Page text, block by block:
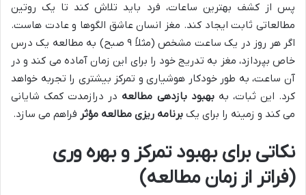
پس از کشف بهترین ساعات، فرد باید تلاش کند تا یک روتین
مطالعاتی ثابت ایجاد کند. مغز انسان عاشق الگوها و عادت هاست.
اگر هر روز در یک ساعت مشخص (مثلاً ۹ صبح) به مطالعه یک درس
خاص بپردازد، مغز به تدریج خود را برای این زمان آماده می کند و در
آن ساعت، به طور خودکار هوشیاری و تمرکز بیشتری را تجربه خواهد
کرد. این ثبات، بهبهبود بازدهی مطالعه در درازمدت کمک شایانی
می کند و زمینه را برای یک برنامه ریزی مطالعه مؤثر فراهم می سازد.
نکاتی برای بهبود تمرکز و بهره وری
(فراتر از زمان مطالعه)